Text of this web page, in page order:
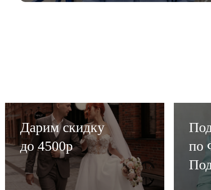
Дарим скидку
до 4500р
по